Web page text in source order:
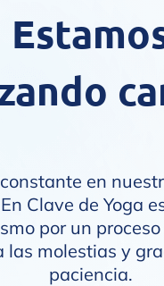
en
Clave de Yoga
por un
las molestias y
paciencia.